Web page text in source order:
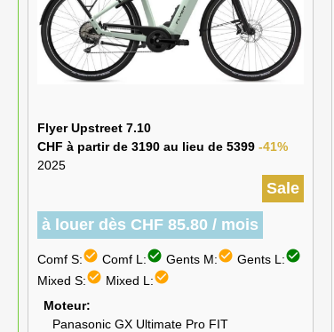
Flyer Upstreet 7.10
CHF à partir de 3190 au lieu de 5399 -41%
2025
Sale
à louer dès CHF 85.80 / mois
Comf S:check_circle Comf L:check_circle Gents M:check_circle Gents L:check_circle
Mixed S:check_circle Mixed L:check_circle
Moteur
Panasonic GX Ultimate Pro FIT